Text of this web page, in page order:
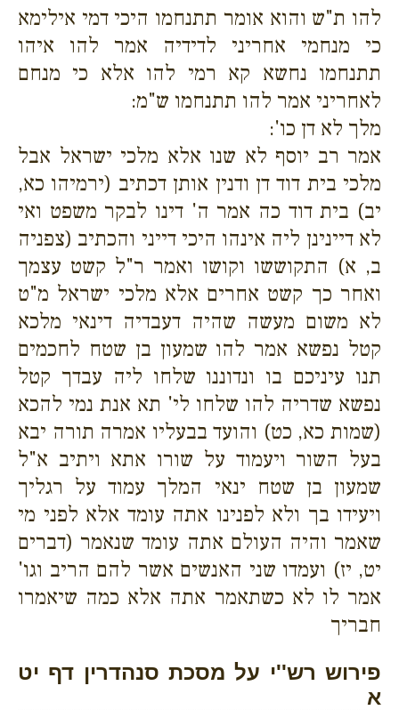
להו ת"ש והוא אומר תתנחמו היכי דמי אילימא
כי מנחמי אחריני לדידיה אמר להו איהו
תתנחמו נחשא קא רמי להו אלא כי מנחם
לאחריני אמר להו תתנחמו ש"מ:
מלך לא דן כו':
אמר רב יוסף לא שנו אלא מלכי ישראל אבל
מלכי בית דוד דן ודנין אותן דכתיב (ירמיהו כא,
יב) בית דוד כה אמר ה' דינו לבקר משפט ואי
לא דיינינן ליה אינהו היכי דייני והכתיב (צפניה
ב, א) התקוששו וקושו ואמר ר"ל קשט עצמך
ואחר כך קשט אחרים אלא מלכי ישראל מ"ט
לא משום מעשה שהיה דעבדיה דינאי מלכא
קטל נפשא אמר להו שמעון בן שטח לחכמים
תנו עיניכם בו ונדוננו שלחו ליה עבדך קטל
נפשא שדריה להו שלחו לי' תא אנת נמי להכא
(שמות כא, כט) והועד בבעליו אמרה תורה יבא
בעל השור ויעמוד על שורו אתא ויתיב א"ל
שמעון בן שטח ינאי המלך עמוד על רגליך
ויעידו בך ולא לפנינו אתה עומד אלא לפני מי
שאמר והיה העולם אתה עומד שנאמר (דברים
יט, יז) ועמדו שני האנשים אשר להם הריב וגו'
אמר לו לא כשתאמר אתה אלא כמה שיאמרו
חבריך
פירוש רש''י על מסכת סנהדרין דף יט
א